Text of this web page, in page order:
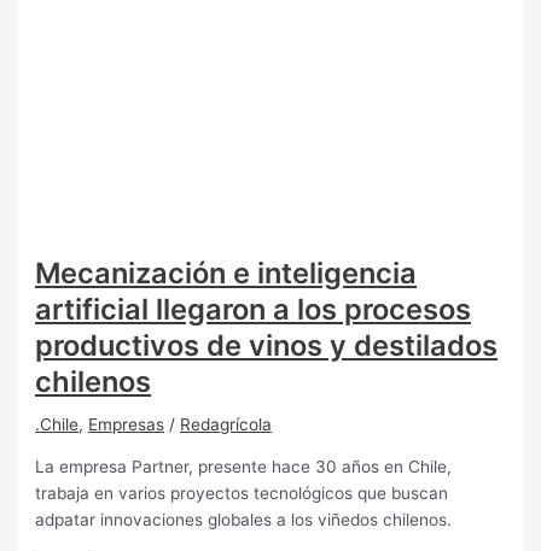
Mecanización e inteligencia
artificial llegaron a los procesos
productivos de vinos y destilados
chilenos
.Chile, Empresas / Redagrícola
La empresa Partner, presente hace 30 años en Chile,
trabaja en varios proyectos tecnológicos que buscan
adpatar innovaciones globales a los viñedos chilenos.